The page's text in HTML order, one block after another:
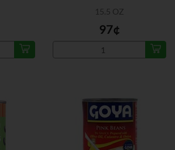
15.5 OZ
97¢